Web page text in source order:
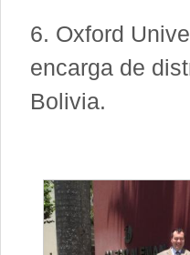
6. Oxford
encarga de
Bolivia.